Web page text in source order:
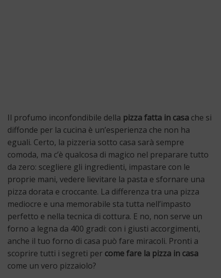
Il profumo inconfondibile della pizza fatta in casa che si
diffonde per la cucina è un’esperienza che non ha
eguali. Certo, la pizzeria sotto casa sarà sempre
comoda, ma c’è qualcosa di magico nel preparare tutto
da zero: scegliere gli ingredienti, impastare con le
proprie mani, vedere lievitare la pasta e sfornare una
pizza dorata e croccante. La differenza tra una pizza
mediocre e una memorabile sta tutta nell’impasto
perfetto e nella tecnica di cottura. E no, non serve un
forno a legna da 400 gradi: con i giusti accorgimenti,
anche il tuo forno di casa può fare miracoli. Pronti a
scoprire tutti i segreti per come fare la pizza in casa
come un vero pizzaiolo?